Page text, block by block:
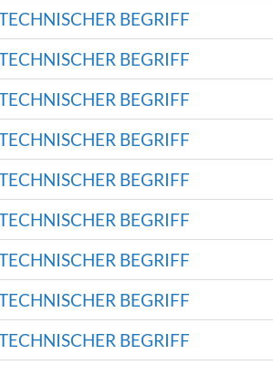
BEGRIFF
BEGRIFF
BEGRIFF
BEGRIFF
BEGRIFF
BEGRIFF
BEGRIFF
BEGRIFF
BEGRIFF